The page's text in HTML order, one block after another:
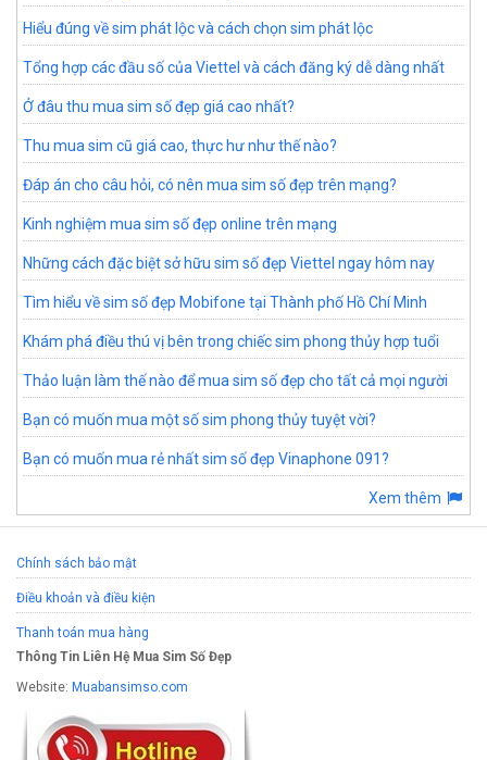
Hiểu đúng về sim phát lộc và cách chọn sim phát lộc
Tổng hợp các đầu số của Viettel và cách đăng ký dễ dàng nhất
Ở đâu thu mua sim số đẹp giá cao nhất?
Thu mua sim cũ giá cao, thực hư như thế nào?
Đáp án cho câu hỏi, có nên mua sim số đẹp trên mạng?
Kinh nghiệm mua sim số đẹp online trên mạng
Những cách đặc biệt sở hữu sim số đẹp Viettel ngay hôm nay
Tìm hiểu về sim số đẹp Mobifone tại Thành phố Hồ Chí Minh
Khám phá điều thú vị bên trong chiếc sim phong thủy hợp tuổi
Thảo luận làm thế nào để mua sim số đẹp cho tất cả mọi người
Bạn có muốn mua một số sim phong thủy tuyệt vời?
Bạn có muốn mua rẻ nhất sim số đẹp Vinaphone 091?
Xem thêm
Chính sách bảo mật
Điều khoản và điều kiện
Thanh toán mua hàng
Thông Tin Liên Hệ Mua Sim Số Đẹp
Website: Muabansimso.com